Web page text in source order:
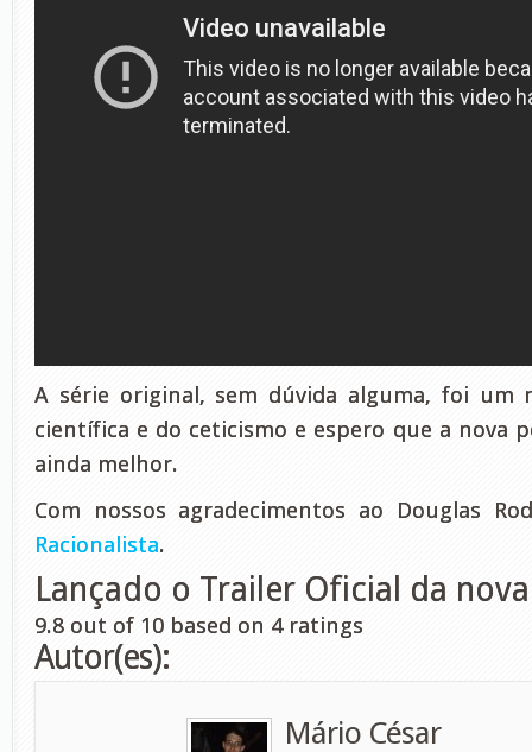
A série original, sem dúvida alguma, foi um
científica e do ceticismo e espero que a nova
ainda melhor.
Com nossos agradecimentos ao Douglas
Racionalista.
Lançado o Trailer Oficial da
9.8 out of 10 based on 4ratings
Autor(es):
Mário César